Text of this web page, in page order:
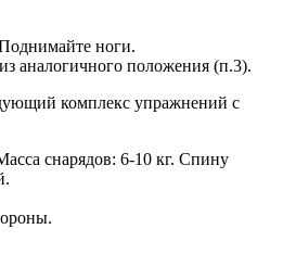
ноги.
аналогичного положения (п.3).
комплекс упражнений с
снарядов: 6-10 кг. Спину